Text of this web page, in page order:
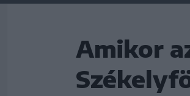
Amikor